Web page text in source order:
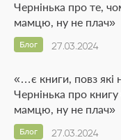
Чернінька про те,
мамцю, ну не плач»
27.03.2024
Блог
«…є книги, повз
Чернінька про
мамцю, ну не плач»
27.03.2024
Блог